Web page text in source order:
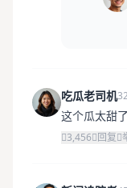
吃瓜老司机
这个瓜太甜
3,456 回复